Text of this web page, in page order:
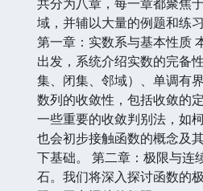
域，并辅以大量的例题和练
第一章：实数系与基本性质
出发，系统介绍实数的完备
集、闭集、邻域）、单调有
数列的收敛性，包括收敛的
一些重要的收敛判别法，如
也会初步接触函数的概念及
下基础。 第二章：极限与连
石。我们将深入探讨函数的